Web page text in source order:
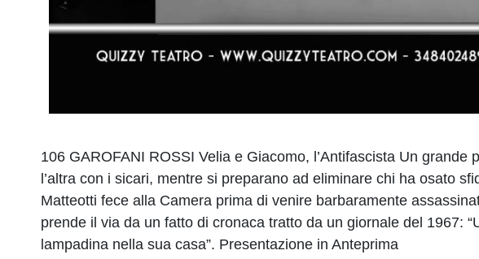
106 GAROFANI ROSSI Velia e Giacomo, l’Antifascista Un
l’altra con i sicari, mentre si preparano ad eliminare chi ha osato
Matteotti fece alla Camera prima di venire barbaramente
prende il via da un fatto di cronaca tratto da un giornale del 1967:
lampadina nella sua casa”. Presentazione in Anteprima